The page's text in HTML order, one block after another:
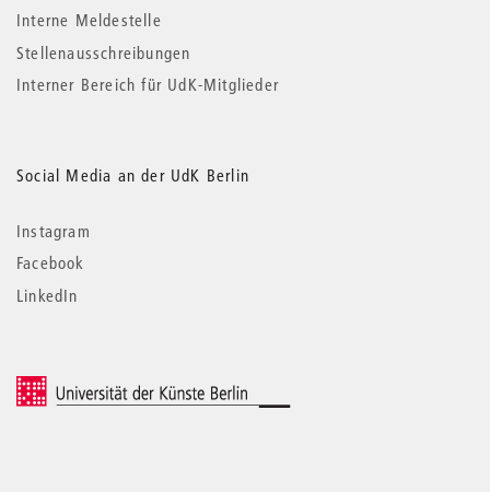
Interne Meldestelle
Stellenausschreibungen
Interner Bereich für UdK-Mitglieder
Social Media an der UdK Berlin
Instagram
Facebook
LinkedIn
© 2026 Universität der Künste Berlin